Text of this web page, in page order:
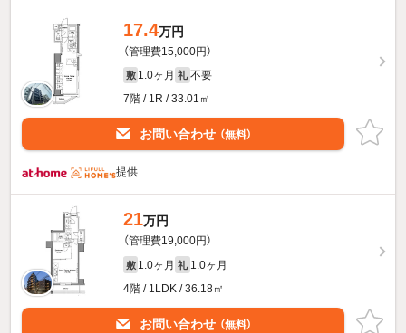
17.4万円
（管理費15,000円）
敷 1.0ヶ月 礼 不要
7階 / 1R / 33.01㎡
お問い合わせ （無料）
提供
21万円
（管理費19,000円）
敷 1.0ヶ月 礼 1.0ヶ月
4階 / 1LDK / 36.18㎡
お問い合わせ （無料）